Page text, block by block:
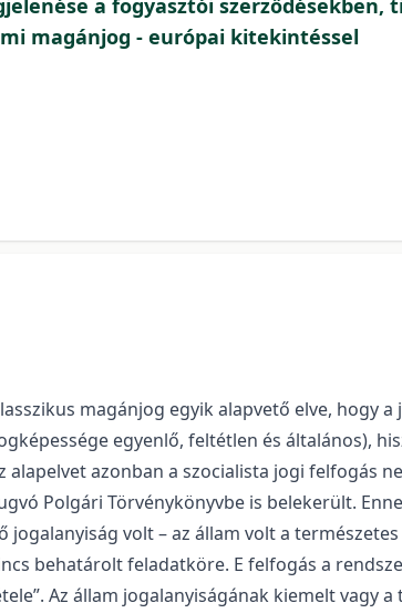
a fogyasztói
magánjog - európai kitekintéssel
magánjog egyik alapvető elve, hogy
egyenlő, feltétlen és általános),
azonban a szocialista jogi felfogás
Polgári Törvénykönyvbe is belekerült.
volt – az állam volt a
behatárolt feladatköre. E felfogás a
Az állam jogalanyiságának kiemelt vagy